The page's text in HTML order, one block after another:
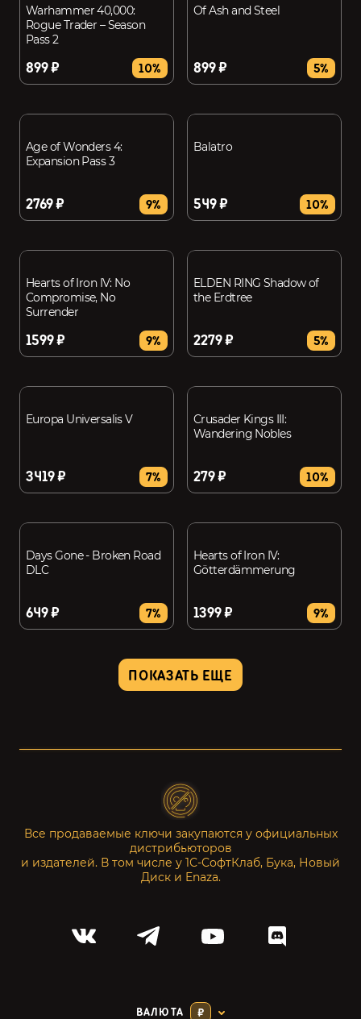
Warhammer 40,000:
Rogue Trader – Season
Pass 2
899 ₽ 10%
Of Ash and Steel
899 ₽ 5%
Age of Wonders 4:
Expansion Pass 3
2769 ₽ 9%
Balatro
549 ₽ 10%
Hearts of Iron IV: No
Compromise, No
Surrender
1599 ₽ 9%
ELDEN RING Shadow of
the Erdtree
2279 ₽ 5%
Europa Universalis V
3419 ₽ 7%
Crusader Kings III:
Wandering Nobles
279 ₽ 10%
Days Gone - Broken Road
DLC
649 ₽ 7%
Hearts of Iron IV:
Götterdämmerung
1399 ₽ 9%
ПОКАЗАТЬ ЕЩЕ
Все продаваемые ключи закупаются у официальных
дистрибьюторов
и издателей. В том числе у 1С-СофтКлаб, Бука, Новый
Диск и Enaza.
ВАЛЮТА ₽